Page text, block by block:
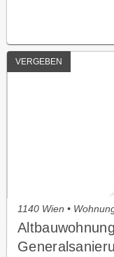
VERGEBEN
1140 Wien •